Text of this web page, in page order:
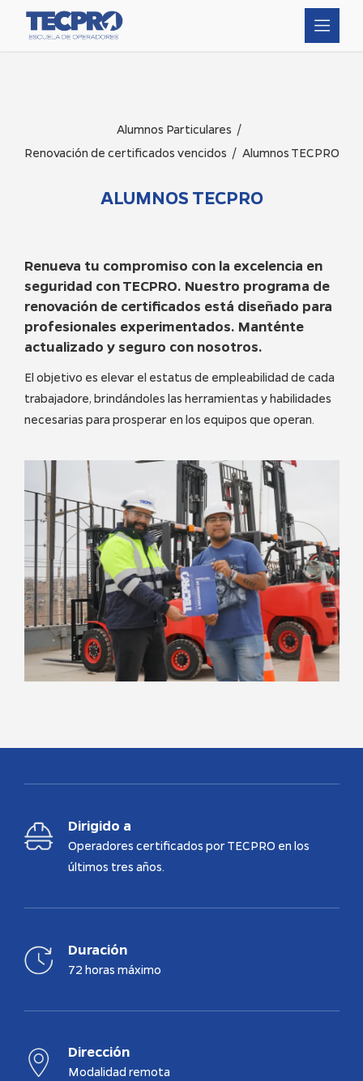
Alumnos Particulares /
Renovación de certificados vencidos / Alumnos TECPRO
ALUMNOS TECPRO
Renueva tu compromiso con la excelencia en
seguridad con TECPRO. Nuestro programa de
renovación de certificados está diseñado para
profesionales experimentados. Manténte
actualizado y seguro con nosotros.
El objetivo es elevar el estatus de empleabilidad de cada
trabajadore, brindándoles las herramientas y habilidades
necesarias para prosperar en los equipos que operan.
Dirigido a
Operadores certificados por TECPRO en los
últimos tres años.
Duración
72 horas máximo
Dirección
Modalidad remota